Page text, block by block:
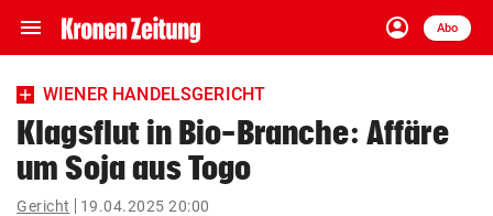
menu Navigation
ein-/ausklappen
account_circle
Anmelden
Abo
close Schließen
account_circle Anmelden
WIENER HANDELSGERICHT
Klagsflut in Bio-Branche: Affäre
um Soja aus Togo
Gericht 19.04.2025 20:00